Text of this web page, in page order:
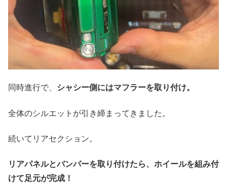
同時進行で、 シャシー側にはマフラーを取り付け。
全体のシルエットが引き締まってきました。
続いてリアセクション。
リアパネルとバンパーを取り付けたら、ホイールを組み付
けて足元が完成！